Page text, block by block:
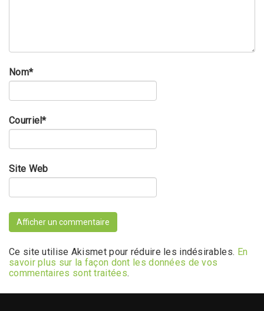
Nom*
Courriel*
Site Web
Ce site utilise Akismet pour réduire les indésirables. En
savoir plus sur la façon dont les données de vos
commentaires sont traitées.